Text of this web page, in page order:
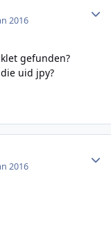
2016
gefunden?
uid jpy?
2016